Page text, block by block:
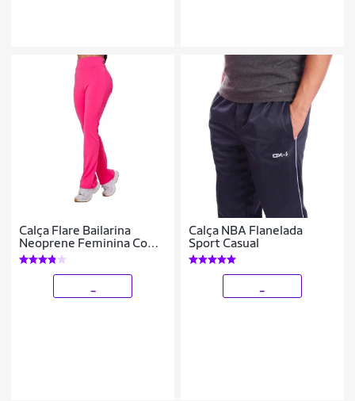
Calça Flare Bailarina
Neoprene Feminina Com
Bolso Cintura/Alta
Calça NBA Flanelada
Sport Casual